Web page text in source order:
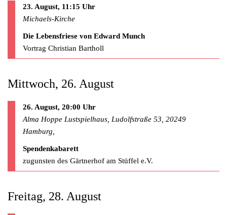
23. August, 11:15 Uhr
Michaels-Kirche
Die Lebensfriese von Edward Munch
Vortrag Christian Bartholl
Mittwoch, 26. August
26. August, 20:00 Uhr
Alma Hoppe Lustspielhaus, Ludolfstraße 53, 20249
Hamburg,
Spendenkabarett
zugunsten des Gärtnerhof am Stüffel e.V.
Freitag, 28. August